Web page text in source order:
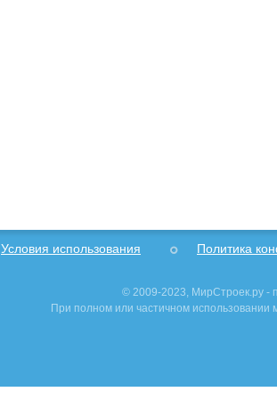
Условия использования Политика
© 2009-2023, МирСтроек.ру -
При полном или частичном использовании